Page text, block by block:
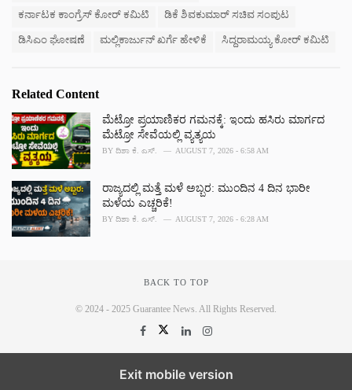
ಕರ್ನಾಟಕ ಕಾಂಗ್ರೆಸ್ ಕೋರ್ ಕಮಿಟಿ
ಡಿಕೆ ಶಿವಕುಮಾರ್ ಸಚಿವ ಸಂಪುಟ
ಡಿಸಿಎಂ ಘೋಷಣೆ ಮಲ್ಲಿಕಾರ್ಜುನ್ ಖರ್ಗೆ ಹೇಳಿಕೆ ಸಿದ್ದರಾಮಯ್ಯ ಕೋರ್ ಕಮಿಟಿ
Related Content
ಮೆಟ್ರೋ ಪ್ರಯಾಣಿಕರ ಗಮನಕ್ಕೆ: ಇಂದು ಹಸಿರು ಮಾರ್ಗದ
ಮೆಟ್ರೋ ಸೇವೆಯಲ್ಲಿ ವ್ಯತ್ಯಯ
BY ದಿಶಾ ಕೆ. ಎಸ್. AUGUST 7, 2026 - 6:58 AM
ರಾಜ್ಯದಲ್ಲಿ ಮತ್ತೆ ಮಳೆ ಅಬ್ಬರ: ಮುಂದಿನ 4 ದಿನ ಭಾರೀ
ಮಳೆಯ ಎಚ್ಚರಿಕೆ!
BY ದಿಶಾ ಕೆ. ಎಸ್. AUGUST 7, 2026 - 6:28 AM
BACK TO TOP
© 2024 - 2025 Guarantee News. All Rights Reserved.
Exit mobile version